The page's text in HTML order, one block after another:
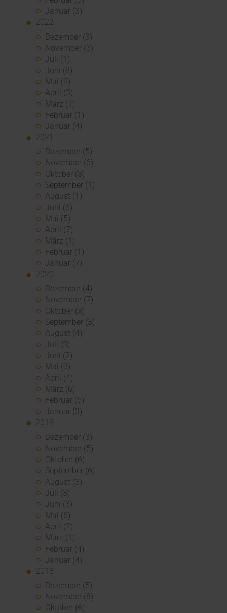
Januar (3)
2022
Dezember (3)
November (3)
Juli (1)
Juni (8)
Mai (9)
April (3)
März (1)
Februar (1)
Januar (4)
2021
Dezember (5)
November (6)
Oktober (3)
September (1)
August (1)
Juni (6)
Mai (5)
April (7)
März (1)
Februar (1)
Januar (7)
2020
Dezember (4)
November (7)
Oktober (3)
September (3)
August (4)
Juli (3)
Juni (2)
Mai (3)
April (4)
März (6)
Februar (6)
Januar (3)
2019
Dezember (3)
November (5)
Oktober (6)
September (6)
August (3)
Juli (3)
Juni (3)
Mai (6)
April (2)
März (1)
Februar (4)
Januar (4)
2018
Dezember (5)
November (8)
Oktober (6)